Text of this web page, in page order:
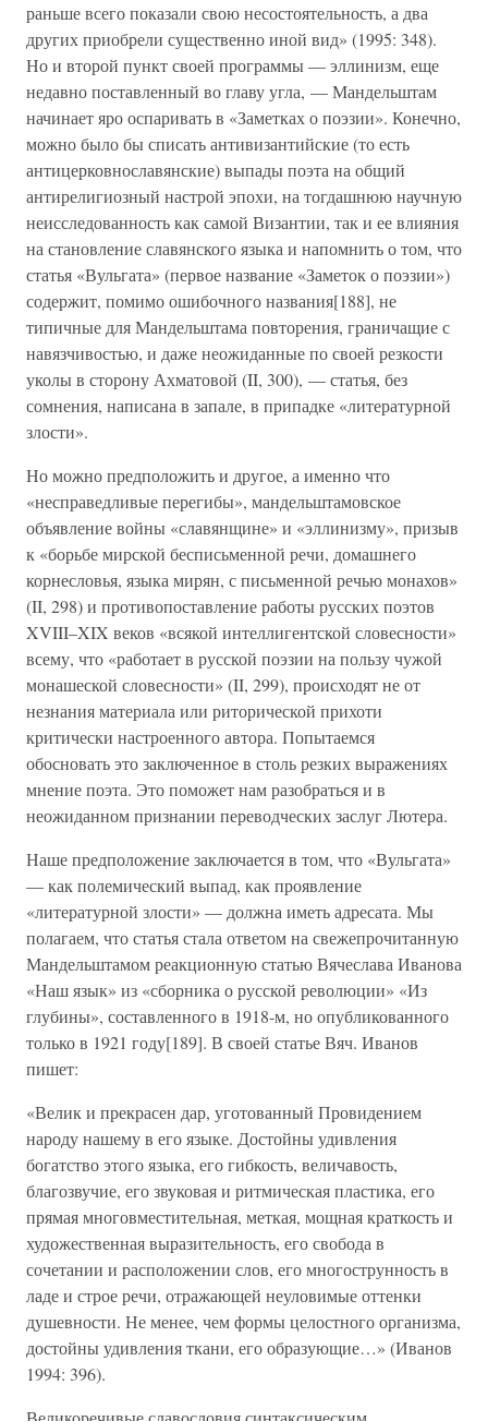
раньше всего показали свою несостоятельность, а два
других приобрели существенно иной вид» (1995: 348).
Но и второй пункт своей программы — эллинизм, еще
недавно поставленный во главу угла, — Мандельштам
начинает яро оспаривать в «Заметках о поэзии». Конечно,
можно было бы списать антивизантийские (то есть
антицерковнославянские) выпады поэта на общий
антирелигиозный настрой эпохи, на тогдашнюю научную
неисследованность как самой Византии, так и ее влияния
на становление славянского языка и напомнить о том, что
статья «Вульгата» (первое название «Заметок о поэзии»)
содержит, помимо ошибочного названия[188], не
типичные для Мандельштама повторения, граничащие с
навязчивостью, и даже неожиданные по своей резкости
уколы в сторону Ахматовой (II, 300), — статья, без
сомнения, написана в запале, в припадке «литературной
злости».
Но можно предположить и другое, а именно что
«несправедливые перегибы», мандельштамовское
объявление войны «славянщине» и «эллинизму», призыв
к «борьбе мирской бесписьменной речи, домашнего
корнесловья, языка мирян, с письменной речью монахов»
(II, 298) и противопоставление работы русских поэтов
XVIII–XIX веков «всякой интеллигентской словесности»
всему, что «работает в русской поэзии на пользу чужой
монашеской словесности» (II, 299), происходят не от
незнания материала или риторической прихоти
критически настроенного автора. Попытаемся
обосновать это заключенное в столь резких выражениях
мнение поэта. Это поможет нам разобраться и в
неожиданном признании переводческих заслуг Лютера.
Наше предположение заключается в том, что «Вульгата»
— как полемический выпад, как проявление
«литературной злости» — должна иметь адресата. Мы
полагаем, что статья стала ответом на свежепрочитанную
Мандельштамом реакционную статью Вячеслава Иванова
«Наш язык» из «сборника о русской революции» «Из
глубины», составленного в 1918-м, но опубликованного
только в 1921 году[189]. В своей статье Вяч. Иванов
пишет:
«Велик и прекрасен дар, уготованный Провидением
народу нашему в его языке. Достойны удивления
богатство этого языка, его гибкость, величавость,
благозвучие, его звуковая и ритмическая пластика, его
прямая многовместительная, меткая, мощная краткость и
художественная выразительность, его свобода в
сочетании и расположении слов, его многострунность в
ладе и строе речи, отражающей неуловимые оттенки
душевности. Не менее, чем формы целостного организма,
достойны удивления ткани, его образующие…» (Иванов
1994: 396).